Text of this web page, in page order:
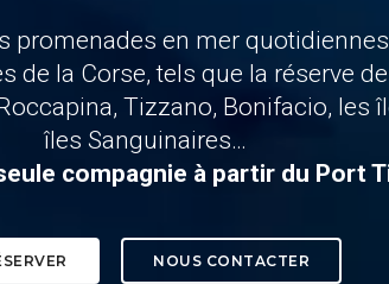
promenades en mer
de la Corse, tels que la réserve
Tizzano, Bonifacio, les
îles Sanguinaires…
compagnie à partir du Port
NOUS CONTACTER